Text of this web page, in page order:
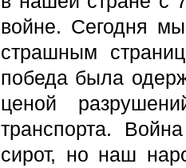
войне. Сегодня
страшным
победа была
ценой
транспорта.
сирот, но наш